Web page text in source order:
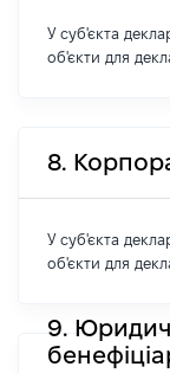
У суб'єкта
об'єкти для
8.
У суб'єкта
об'єкти для
9.